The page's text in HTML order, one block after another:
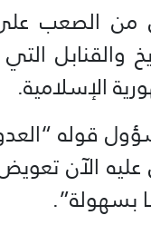
الصعب على
والقنابل
الإسلامية.
قوله
الآن
بسهولة”.